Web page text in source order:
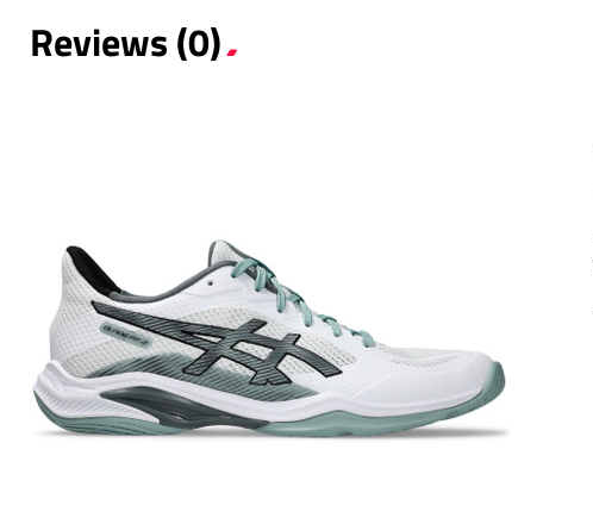
Reviews (0)